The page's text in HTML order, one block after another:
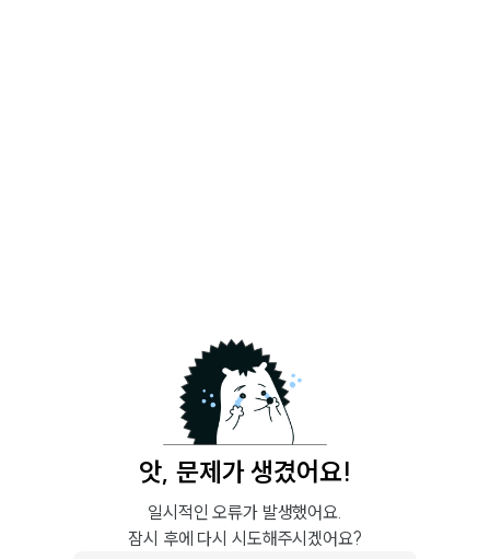
앗, 문제가 생겼어요!
일시적인 오류가 발생했어요.
잠시 후에 다시 시도해주시겠어요?